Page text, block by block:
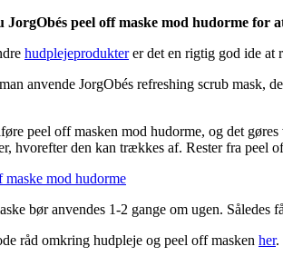
JorgObés peel off maske mod hudorme for
hudplejeprodukterer det en rigtig god ide at
anvende JorgObés refreshing scrub mask,
peel off masken mod hudorme, og det
hvorefter den kan trækkes af. Rester fra peel
bør anvendes 1-2 gange om ugen. Således
råd omkring hudpleje og peel off masken her.